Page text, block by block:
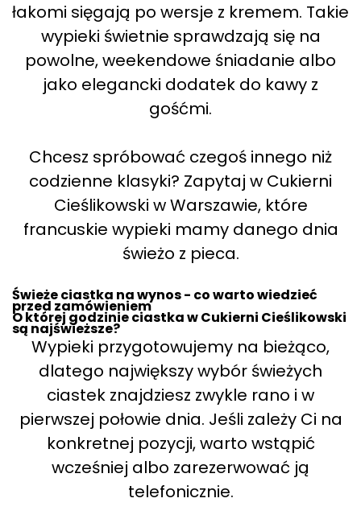
łakomi sięgają po wersje z kremem. Takie
wypieki świetnie sprawdzają się na
powolne, weekendowe śniadanie albo
jako elegancki dodatek do kawy z
gośćmi.
Chcesz spróbować czegoś innego niż
codzienne klasyki? Zapytaj w Cukierni
Cieślikowski w Warszawie, które
francuskie wypieki mamy danego dnia
świeżo z pieca.
Świeże ciastka na wynos - co warto wiedzieć
przed zamówieniem
O której godzinie ciastka w Cukierni Cieślikowski
są najświeższe?
Wypieki przygotowujemy na bieżąco,
dlatego największy wybór świeżych
ciastek znajdziesz zwykle rano i w
pierwszej połowie dnia. Jeśli zależy Ci na
konkretnej pozycji, warto wstąpić
wcześniej albo zarezerwować ją
telefonicznie.